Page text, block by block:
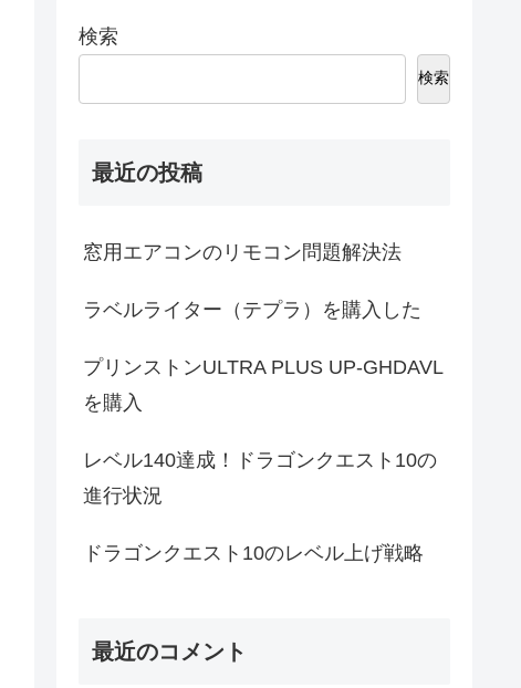
検索
検索
最近の投稿
窓用エアコンのリモコン問題解決法
ラベルライター（テプラ）を購入した
プリンストンULTRA PLUS UP-GHDAVL
を購入
レベル140達成！ドラゴンクエスト10の
進行状況
ドラゴンクエスト10のレベル上げ戦略
最近のコメント